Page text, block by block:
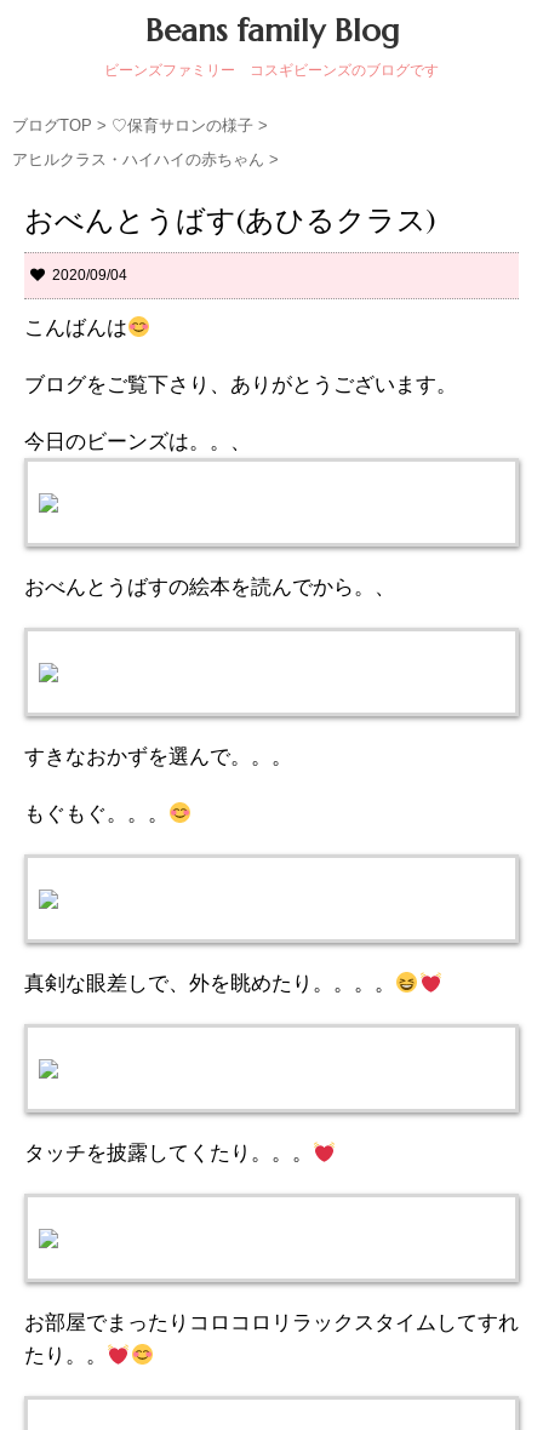
Beans family Blog
ビーンズファミリー コスギビーンズのブログです
ブログTOP > ♡保育サロンの様子 >
アヒルクラス・ハイハイの赤ちゃん >
おべんとうばす(あひるクラス)
2020/09/04
こんばんは
ブログをご覧下さり、ありがとうございます。
今日のビーンズは。。、
おべんとうばすの絵本を読んでから。、
すきなおかずを選んで。。。
もぐもぐ。。。
真剣な眼差しで、外を眺めたり。。。。
タッチを披露してくたり。。。
お部屋でまったりコロコロリラックスタイムしてすれ
たり。。